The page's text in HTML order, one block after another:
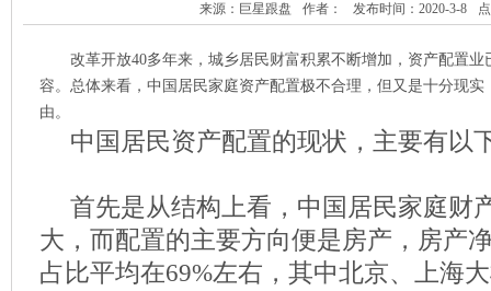
来源：巨星跟盘 作者： 发布时间：2020-3-8
改革开放40多年来，城乡居民财富积累不断增加，资产配置
容。总体来看，中国居民家庭资产配置极不合理，但又是十分现
由。
中国居民资产配置的现状，主要有以
首先是从结构上看，中国居民家庭财
大，而配置的主要方向便是房产，房产
占比平均在69%左右，其中北京、上海